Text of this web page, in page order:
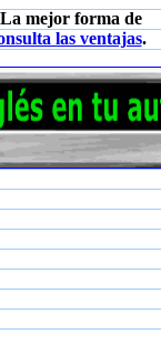
mejor forma de
las ventajas.